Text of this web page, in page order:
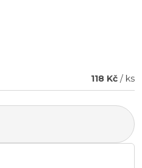
118 Kč / ks